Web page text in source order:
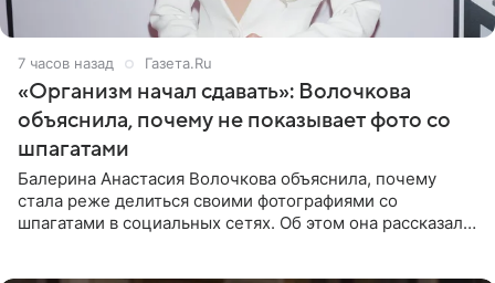
7 часов назад Газета.Ru
«Организм начал сдавать»: Волочкова
объяснила, почему не показывает фото со
шпагатами
Балерина Анастасия Волочкова объяснила, почему
стала реже делиться своими фотографиями со
шпагатами в социальных сетях. Об этом она рассказала